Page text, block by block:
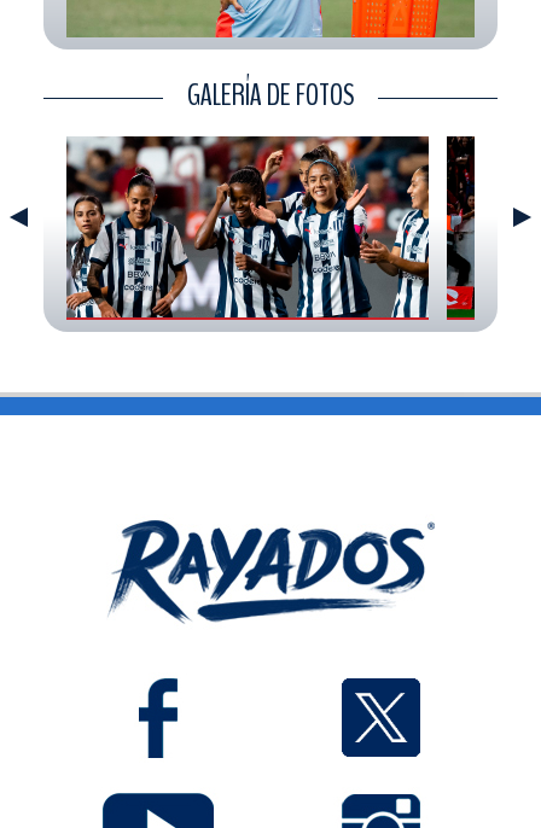
CONTACTO
GALERÍA DE FOTOS